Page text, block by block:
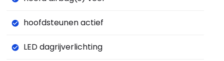
hoofdsteunen actief
LED dagrijverlichting